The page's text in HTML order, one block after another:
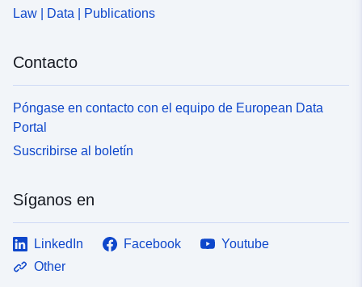
Law | Data | Publications
Contacto
Póngase en contacto con el equipo de European Data
Portal
Suscribirse al boletín
Síganos en
LinkedIn Facebook
Youtube
Other